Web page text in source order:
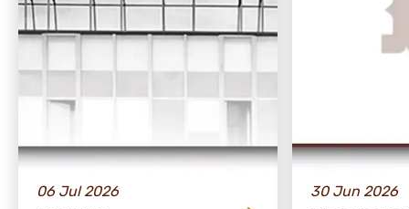
06 Jul 2026
30 Jun 2026